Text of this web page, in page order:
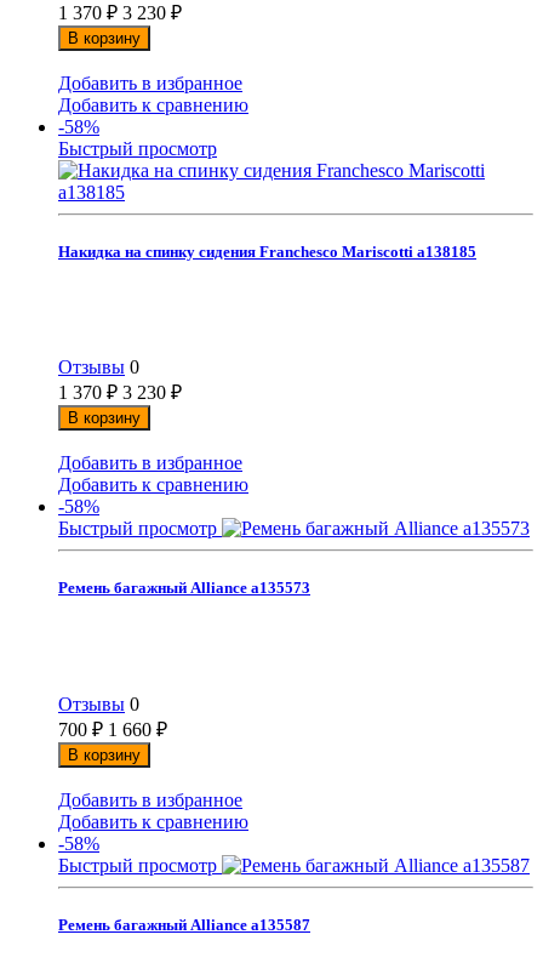
1 370 ₽ 3 230 ₽
В корзину
Добавить в избранное
Добавить к сравнению
-58%
Быстрый просмотр
Накидка на спинку сидения Franchesco Mariscotti а138185
Отзывы 0
1 370 ₽ 3 230 ₽
В корзину
Добавить в избранное
Добавить к сравнению
-58%
Быстрый просмотр
Ремень багажный Alliance а135573
Отзывы 0
700 ₽ 1 660 ₽
В корзину
Добавить в избранное
Добавить к сравнению
-58%
Быстрый просмотр
Ремень багажный Alliance а135587